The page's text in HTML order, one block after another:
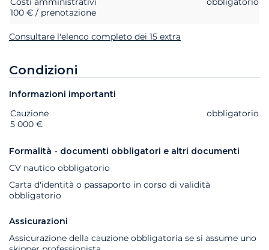
100 € / prenotazione
Consultare l'elenco completo dei 15 extra
Condizioni
Informazioni importanti
Extra Stato
Cauzione
obbligatorio
5 000 €
Formalità - documenti obbligatori e altri documenti
CV nautico obbligatorio
Carta d'identità o passaporto in corso di validità
obbligatorio
Assicurazioni
Assicurazione della cauzione obbligatoria se si assume uno